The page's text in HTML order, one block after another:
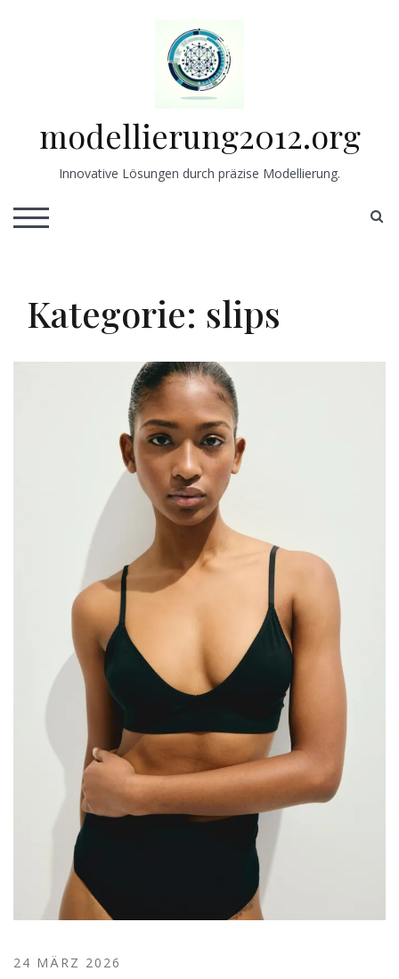
modellierung2012.org
Innovative Lösungen durch präzise Modellierung.
TOGGLE MOBILE MENU
Kategorie: slips
24 MÄRZ 2026